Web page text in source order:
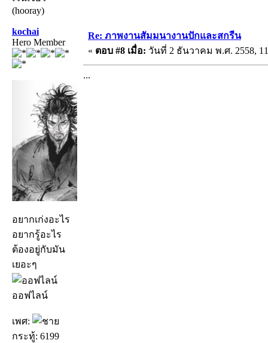
(hooray)
kochai
Hero Member
อยากเก่งอะไร
อยากรู้อะไร
ต้องอยู่กับมัน
เยอะๆ
ออฟไลน์
เพศ:
กระทู้: 6199
Re: ภาพงานสัมมนางานปักและสกรีน
« ตอบ #8 เมื่อ: วันที่ 2 ธันวาคม พ.ศ. 2558,
...